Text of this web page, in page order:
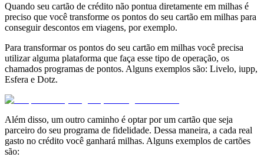
Quando seu cartão de crédito não pontua diretamente em milhas é
preciso que você transforme os pontos do seu cartão em milhas para
conseguir descontos em viagens, por exemplo.
Para transformar os pontos do seu cartão em milhas você precisa
utilizar alguma plataforma que faça esse tipo de operação, os
chamados programas de pontos. Alguns exemplos são: Livelo, iupp,
Esfera e Dotz.
Além disso, um outro caminho é optar por um cartão que seja
parceiro do seu programa de fidelidade. Dessa maneira, a cada real
gasto no crédito você ganhará milhas. Alguns exemplos de cartões
são: